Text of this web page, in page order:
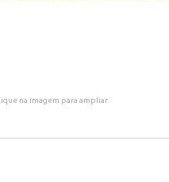
na imagem para ampliar.